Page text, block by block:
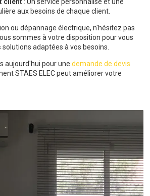
aux besoins de chaque client.
ou dépannage électrique, n'hésitez pas
sommes à votre disposition pour vous
adaptées à vos besoins.
aujourd'hui pour une demande de devis
STAES ELEC peut améliorer votre